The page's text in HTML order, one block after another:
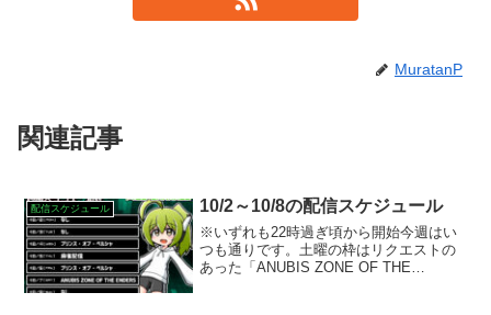
MuratanP
関連記事
配信スケジュール 10/2～10/8の配信スケジュール
※いずれも22時過ぎ頃から開始今週はい
つも通りです。土曜の枠はリクエストの
あった「ANUBIS ZONE OF THE